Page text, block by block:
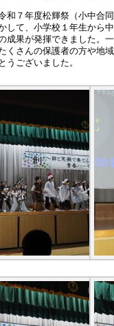
和７年度松輝祭（小中合
して、小学校１年生から
成果が発揮できました。
くさんの保護者の方や地
うございました。